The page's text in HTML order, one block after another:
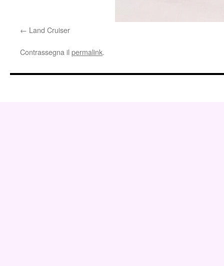
Land Cruiser
Contrassegna il permalink.